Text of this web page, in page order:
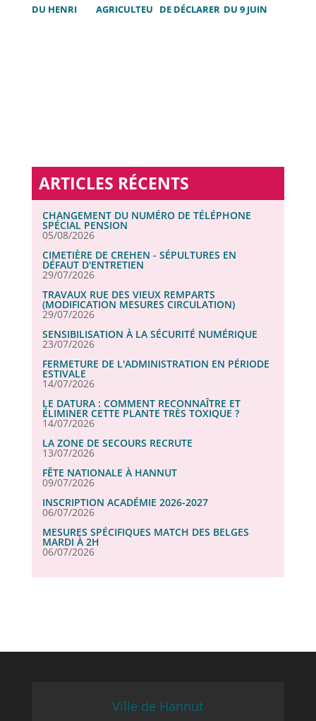
DU HENRI
AGRICULTEU
DE DÉCLARER DU 9 JUIN
ARTICLES RÉCENTS
CHANGEMENT DU NUMÉRO DE TÉLÉPHONE
SPÉCIAL PENSION
05/08/2026
CIMETIÈRE DE CREHEN - SÉPULTURES EN
DÉFAUT D'ENTRETIEN
29/07/2026
TRAVAUX RUE DES VIEUX REMPARTS
(MODIFICATION MESURES CIRCULATION)
29/07/2026
SENSIBILISATION À LA SÉCURITÉ NUMÉRIQUE
23/07/2026
FERMETURE DE L'ADMINISTRATION EN PÉRIODE
ESTIVALE
14/07/2026
LE DATURA : COMMENT RECONNAÎTRE ET
ÉLIMINER CETTE PLANTE TRÈS TOXIQUE ?
14/07/2026
LA ZONE DE SECOURS RECRUTE
13/07/2026
FÊTE NATIONALE À HANNUT
09/07/2026
INSCRIPTION ACADÉMIE 2026-2027
06/07/2026
MESURES SPÉCIFIQUES MATCH DES BELGES
MARDI À 2H
06/07/2026
Ville de Hannut